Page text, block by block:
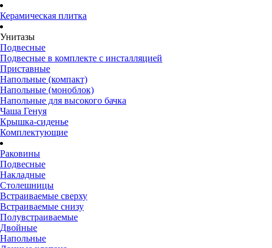
Керамическая плитка
Унитазы
Подвесные
Подвесные в комплекте с инсталляцией
Приставные
Напольные (компакт)
Напольные (моноблок)
Напольные для высокого бачка
Чаша Генуя
Крышка-сиденье
Комплектующие
Раковины
Подвесные
Накладные
Столешницы
Встраиваемые сверху
Встраиваемые снизу
Полувстраиваемые
Двойные
Напольные